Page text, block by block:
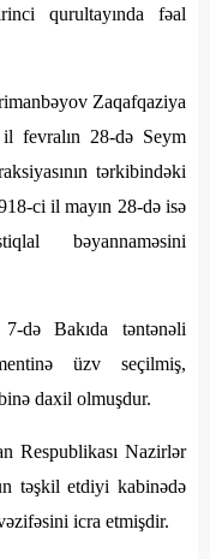
qurultayında fəal
Zaqafqaziya
fevralın 28-də Seym
tərkibindəki
ci il mayın 28-də isə
bəyannaməsini
də Bakıda təntənəli
üzv seçilmiş,
daxil olmuşdur.
Respublikası Nazirlər
təşkil etdiyi kabinədə
icra etmişdir.